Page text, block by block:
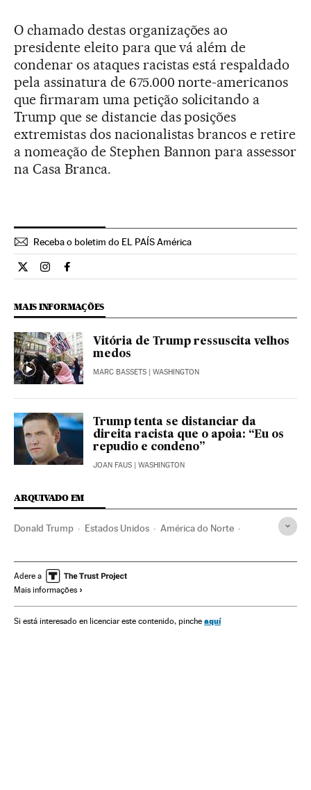
O chamado destas organizações ao
presidente eleito para que vá além de
condenar os ataques racistas está respaldado
pela assinatura de 675.000 norte-americanos
que firmaram uma petição solicitando a
Trump que se distancie das posições
extremistas dos nacionalistas brancos e retire
a nomeação de Stephen Bannon para assessor
na Casa Branca.
Receba o boletim do EL PAÍS América
Internacional El País Brasil en Twitter
Internacional El País Brasil en Instagram
Internacional El País Brasil en Facebook
MAIS INFORMAÇÕES
Vitória de Trump ressuscita velhos
medos
MARC BASSETS | WASHINGTON
Trump tenta se distanciar da
direita racista que o apoia: “Eu os
repudio e condeno”
JOAN FAUS | WASHINGTON
ARQUIVADO EM
Donald Trump Estados Unidos América do Norte
Preconceitos Delitos Justiça
Adere a
Mais informações
Si está interesado en licenciar este contenido, pinche aquí